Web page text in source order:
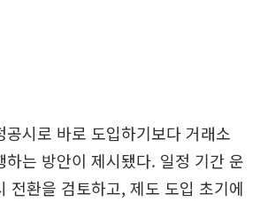
공시로 바로 도입하기보다 거래소
하는 방안이 제시됐다. 일정 기간 운
전환을 검토하고, 제도 도입 초기에